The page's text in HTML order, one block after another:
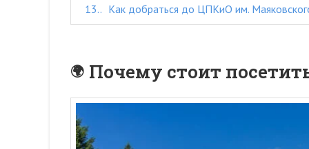
13.
Как добраться до ЦПКиО им.
Почему стоит